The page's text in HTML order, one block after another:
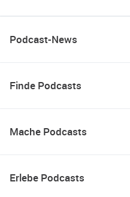
Podcast-News
Finde Podcasts
Mache Podcasts
Erlebe Podcasts